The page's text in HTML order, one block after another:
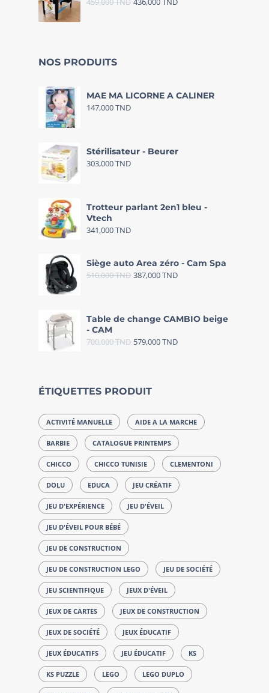
NOS PRODUITS
MAE MA LICORNE A CALINER
147,000TND
Stérilisateur - Beurer
303,000TND
Trotteur parlant 2en1 bleu -
Vtech
341,000TND
Siège auto Area zéro - Cam Spa
510,000TND 387,000TND
Table de change CAMBIO beige
- CAM
700,000TND 579,000TND
ÉTIQUETTES PRODUIT
ACTIVITÉ MANUELLE AIDE A LA MARCHE
BARBIE CATALOGUE PRINTEMPS
CHICCO CHICCO TUNISIE CLEMENTONI
DOLU EDUCA JEU CRÉATIF
JEU D'EXPÉRIENCE JEU D'ÉVEIL
JEU D'ÉVEIL POUR BÉBÉ
JEU DE CONSTRUCTION
JEU DE CONSTRUCTION LEGO JEU DE SOCIÉTÉ
JEU SCIENTIFIQUE JEUX D'ÉVEIL
JEUX DE CARTES JEUX DE CONSTRUCTION
JEUX DE SOCIÉTÉ JEUX ÉDUCATIF
JEUX ÉDUCATIFS JEU ÉDUCATIF KS
KS PUZZLE LEGO LEGO DUPLO